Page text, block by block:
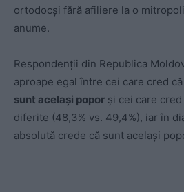
ortodocși fără afiliere la o
anume.
Respondenții din Republica
aproape egal între cei care cred că
sunt același popor și cei care
diferite (48,3% vs. 49,4%), iar în
absolută crede că sunt același